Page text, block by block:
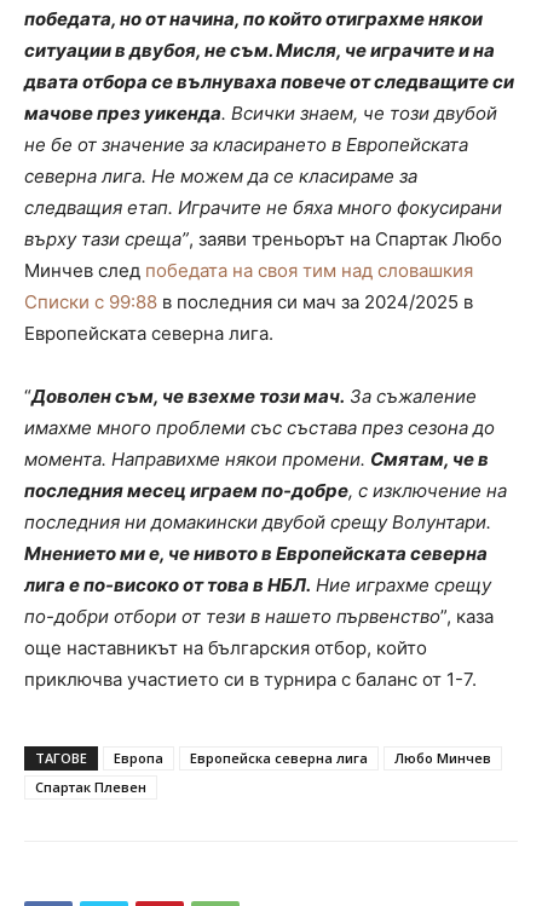
победата, но от начина, по който отиграхме някои
ситуации в двубоя, не съм. Мисля, че играчите и на
двата отбора се вълнуваха повече от следващите си
мачове през уикенда. Всички знаем, че този двубой
не бе от значение за класирането в Европейската
северна лига. Не можем да се класираме за
следващия етап. Играчите не бяха много фокусирани
върху тази среща”, заяви треньорът на Спартак Любо
Минчев след победата на своя тим над словашкия
Списки с 99:88 в последния си мач за 2024/2025 в
Европейската северна лига.
“Доволен съм, че взехме този мач. За съжаление
имахме много проблеми със състава през сезона до
момента. Направихме някои промени. Смятам, че в
последния месец играем по-добре, с изключение на
последния ни домакински двубой срещу Волунтари.
Мнението ми е, че нивото в Европейската северна
лига е по-високо от това в НБЛ. Ние играхме срещу
по-добри отбори от тези в нашето първенство”, каза
още наставникът на българския отбор, който
приключва участието си в турнира с баланс от 1-7.
ТАГОВЕ Европа Европейска северна лига
Любо Минчев
Спартак Плевен